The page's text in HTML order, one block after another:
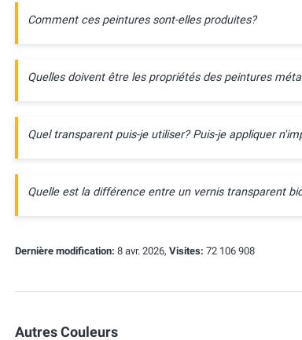
Comment ces peintures sont-elles produites?
Quelles doivent être les propriétés des peintures
Quel transparent puis-je utiliser? Puis-je appliquer
Quelle est la différence entre un vernis transparent
Dernière modification: 8 avr. 2026, Visites: 72 106 908
Autres Couleurs